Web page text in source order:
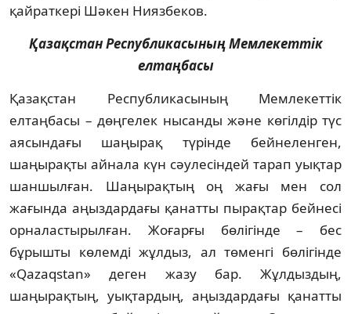
қайраткері Шәкен Ниязбеков.
Қазақстан Республикасының Мемлекеттік
елтаңбасы
Қазақстан Республикасының Мемлекеттік
елтаңбасы – дөңгелек нысанды және көгілдір түс
аясындағы шаңырақ түрінде бейнеленген,
шаңырақты айнала күн сәулесіндей тарап уықтар
шаншылған. Шаңырақтың оң жағы мен сол
жағында аңыздардағы қанатты пырақтар бейнесі
орналастырылған. Жоғарғы бөлігінде – бес
бұрышты көлемді жұлдыз, ал төменгі бөлігінде
«Qazaqstan» деген жазу бар. Жұлдыздың,
шаңырақтың, уықтардың, аңыздардағы қанатты